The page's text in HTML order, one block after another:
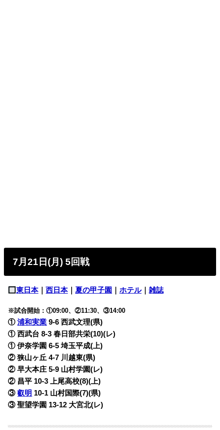
7月21日(月) 5回戦
東日本｜西日本｜夏の甲子園 ｜ホテル｜雑誌
※試合開始：①09:00、②11:30、③14:00
①浦和実業 9-6西武文理(県)
① 西武台 8-3春日部共栄(10)(レ)
① 伊奈学園 6-5埼玉平成(上)
② 狭山ヶ丘 4-7 川越東(県)
② 早大本庄 5-9 山村学園(レ)
② 昌平 10-3
上尾高校(8)(上)
③叡明 10-1 山村国際(7)(県)
③ 聖望学園 13-12 大宮北(レ)